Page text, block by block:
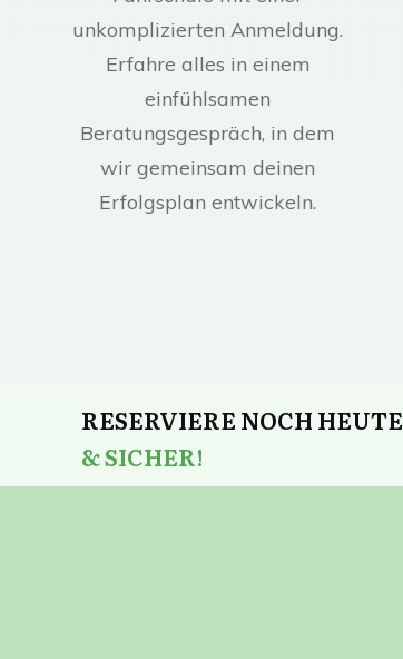
unkomplizierten Anmeldung.
Erfahre alles in einem
einfühlsamen
Beratungsgespräch, in dem
wir gemeinsam deinen
Erfolgsplan entwickeln.
RESERVIERE NOCH
& SICHER!